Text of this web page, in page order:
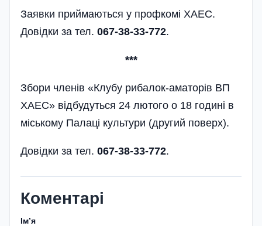
Заявки приймаються у профкомі ХАЕС.
Довідки за тел. 067-38-33-772.
***
Збори членів «Клубу рибалок-аматорів ВП
ХАЕС» відбудуться 24 лютого о 18 годині в
міському Палаці культури (другий поверх).
Довідки за тел. 067-38-33-772.
Коментарі
Імʼя